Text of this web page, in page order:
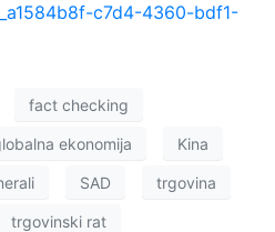
c7d4-4360-bdf1-
fact checking
ekonomija Kina
SAD trgovina
trgovinski rat